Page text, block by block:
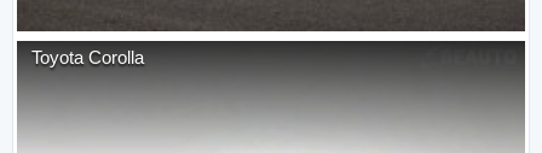
Toyota Corolla